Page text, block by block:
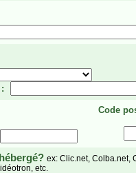
Code
ex: Clic.net, Colba.net,
etc.